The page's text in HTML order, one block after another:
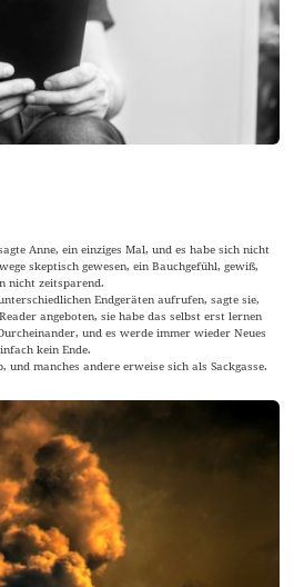
Anne, ein einziges Mal, und es habe sich nicht
skeptisch gewesen, ein Bauchgefühl, gewiß,
nicht zeitsparend.
Endgeräten aufrufen, sagte sie,
angeboten, sie habe das selbst erst lernen
und es werde immer wieder Neues
kein Ende.
manches andere erweise sich als Sackgasse.